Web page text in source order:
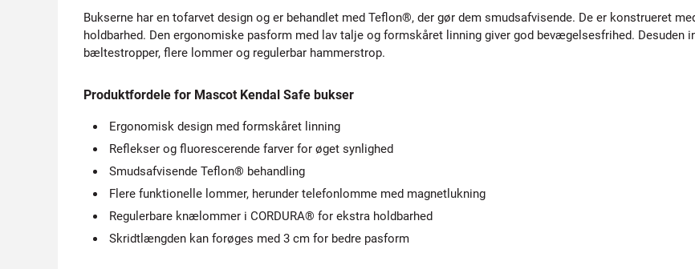
Bukserne har en tofarvet design og er behandlet med Teflon®, der gør dem smudsafvisende. De er konstrueret
holdbarhed. Den ergonomiske pasform med lav talje og formskåret linning giver god bevægelsesfrihed. Desuden
bæltestropper, flere lommer og regulerbar hammerstrop.
Produktfordele for Mascot Kendal Safe bukser
Ergonomisk design med formskåret linning
Reflekser og fluorescerende farver for øget synlighed
Smudsafvisende Teflon® behandling
Flere funktionelle lommer, herunder telefonlomme med magnetlukning
Regulerbare knælommer i CORDURA® for ekstra holdbarhed
Skridtlængden kan forøges med 3 cm for bedre pasform